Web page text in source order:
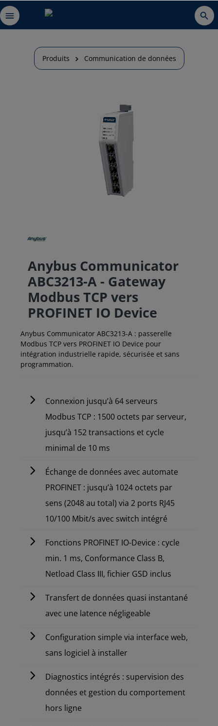
Produits Communication de données
Anybus Communicator
ABC3213-A - Gateway
Modbus TCP vers
PROFINET IO Device
Anybus Communicator ABC3213-A : passerelle
Modbus TCP vers PROFINET IO Device pour
intégration industrielle rapide, sécurisée et sans
programmation.
Connexion jusqu’à 64 serveurs
Modbus TCP : 1500 octets par serveur,
jusqu’à 152 transactions et cycle
minimal de 10 ms
Échange de données avec automate
PROFINET : jusqu’à 1024 octets par
sens (2048 au total) via 2 ports RJ45
10/100 Mbit/s avec switch intégré
Fonctions PROFINET IO-Device : cycle
min. 1 ms, Conformance Class B,
Netload Class III, fichier GSD inclus
Transfert de données quasi instantané
avec une latence négligeable
Configuration simple via interface web,
sans logiciel à installer
Diagnostics intégrés : supervision des
données et gestion du comportement
hors ligne